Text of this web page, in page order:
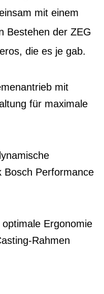
mit einem
Bestehen der ZEG
die es je gab.
mit
für maximale
Bosch Performance
Ergonomie
Rahmen